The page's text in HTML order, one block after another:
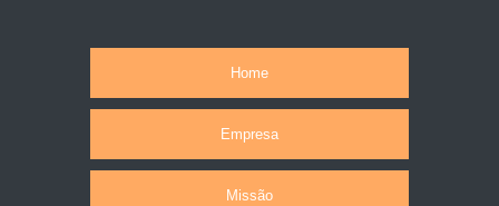
Home
Empresa
Missão